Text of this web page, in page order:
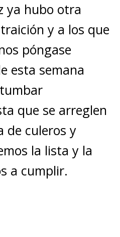
ya hubo otra
y a los que
póngase
esta semana
que se arreglen
de culeros y
la lista y la
a cumplir.